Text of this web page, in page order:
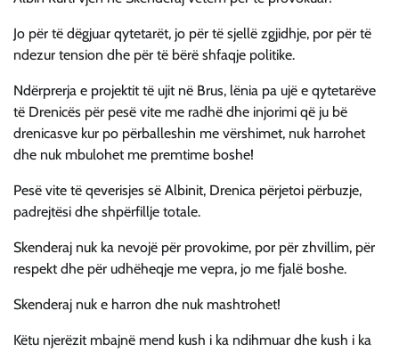
Jo për të dëgjuar qytetarët, jo për të sjellë zgjidhje, por për të
ndezur tension dhe për të bërë shfaqje politike.
Ndërprerja e projektit të ujit në Brus, lënia pa ujë e qytetarëve
të Drenicës për pesë vite me radhë dhe injorimi që ju bë
drenicasve kur po përballeshin me vërshimet, nuk harrohet
dhe nuk mbulohet me premtime boshe!
Pesë vite të qeverisjes së Albinit, Drenica përjetoi përbuzje,
padrejtësi dhe shpërfillje totale.
Skenderaj nuk ka nevojë për provokime, por për zhvillim, për
respekt dhe për udhëheqje me vepra, jo me fjalë boshe.
Skenderaj nuk e harron dhe nuk mashtrohet!
Këtu njerëzit mbajnë mend kush i ka ndihmuar dhe kush i ka